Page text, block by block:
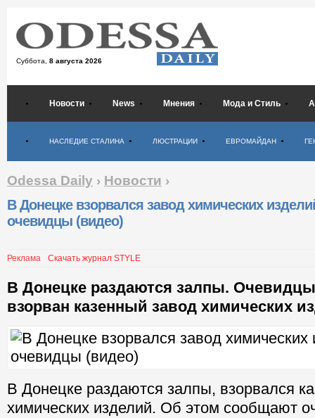
Суббота, 8 августа 2026
Новости News Мнения Мода и Стиль
НАСЛЕДИЕ СТАЛИНА ЛЮСТРАЦИИ ЕВРОМАЙДАН
Odessa Daily › Новости ›
В Донецке взорвался завод химических
очевидцы (видео)
Реклама Скачать журнал STYLE
В Донецке раздаются залпы.
взорван казенный завод химических
В Донецке раздаются залпы, взорвался
химических изделий. Об этом сообщают